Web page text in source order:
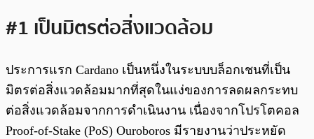
#1 เป็นมิตรต่อสิ่งแวดล้อม
ประการแรก Cardano เป็นหนึ่งในระบบบล็อกเชนที่เป็น
มิตรต่อสิ่งแวดล้อมมากที่สุดในแง่ของการลดผลกระทบ
ต่อสิ่งแวดล้อมจากการดำเนินงาน เนื่องจากโปรโตคอล
Proof-of-Stake (PoS) Ouroboros มีรายงานว่าประหยัด